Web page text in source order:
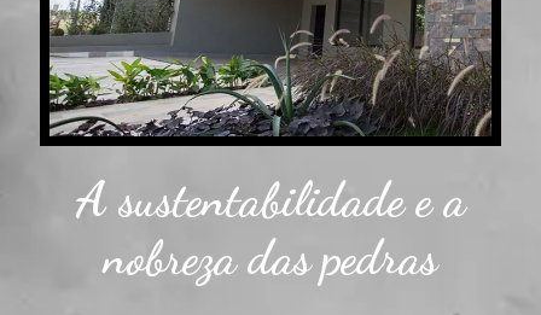
A sustentabilidade e a
nobreza das pedras